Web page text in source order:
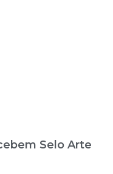
Selo Arte